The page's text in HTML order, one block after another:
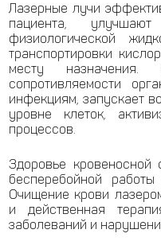
Лазерные лучи
пациента,
физиологической
транспортировки
месту
сопротивляемости
инфекциям, запускает
уровне клеток,
процессов.
Здоровье
бесперебойной
Очищение крови
и действенная
заболеваний и